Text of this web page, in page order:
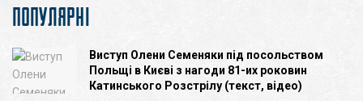
ПОПУЛЯРНІ
Виступ Олени Семеняки під посольством
Польщі в Києві з нагоди 81-их роковин
Катинського Розстрілу (текст, відео)